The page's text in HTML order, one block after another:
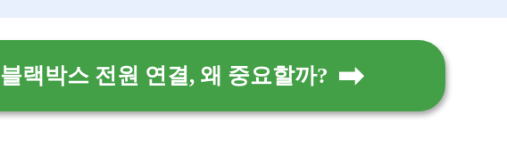
블랙박스 전원 연결, 왜 중요할까?